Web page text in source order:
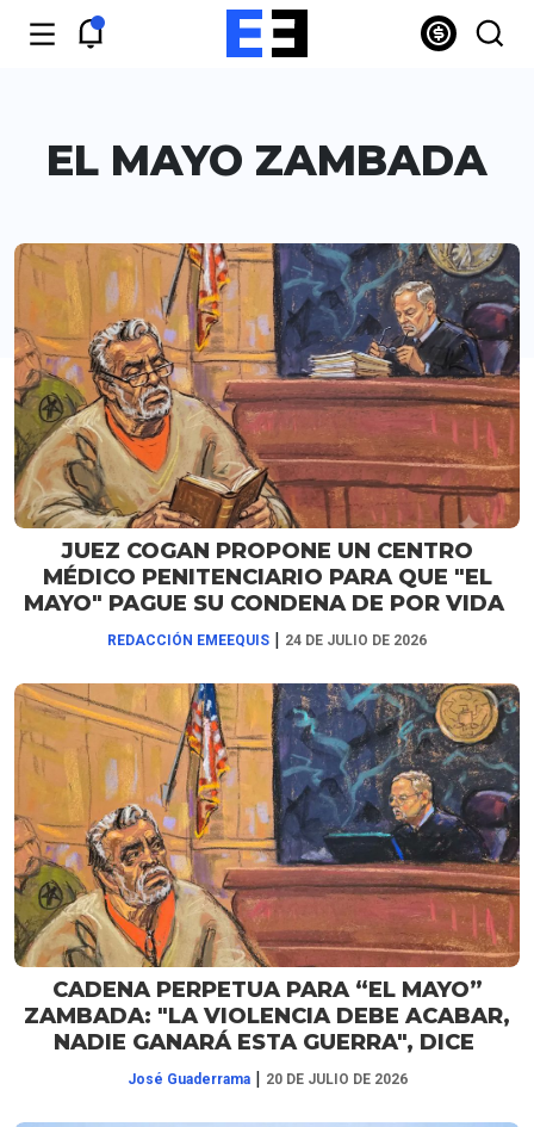
EL MAYO ZAMBADA
JUEZ COGAN PROPONE UN CENTRO
MÉDICO PENITENCIARIO PARA QUE "EL
MAYO" PAGUE SU CONDENA DE POR VIDA
REDACCIÓN EMEEQUIS | 24 DE JULIO DE 2026
CADENA PERPETUA PARA “EL MAYO”
ZAMBADA: "LA VIOLENCIA DEBE ACABAR,
NADIE GANARÁ ESTA GUERRA", DICE
José Guaderrama | 20 DE JULIO DE 2026